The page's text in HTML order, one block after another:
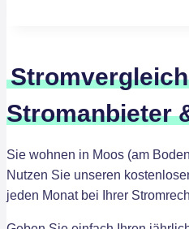
Stromanbieter
Sie wohnen in Moos (am
Nutzen Sie unseren
jeden Monat bei Ihrer